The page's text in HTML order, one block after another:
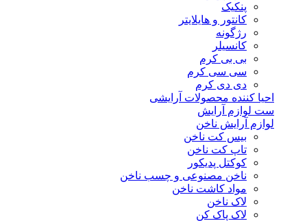
پنکیک
کانتور و هایلایتر
رژگونه
کانسیلر
بی بی کرم
سی سی کرم
دی دی کرم
احیا کننده محصولات آرایشی
ست لوازم آرایش
لوازم آرایش ناخن
بیس کت ناخن
تاپ کت ناخن
کوکتل پدیکور
ناخن مصنوعی و چسب ناخن
مواد کاشت ناخن
لاک ناخن
لاک پاک کن